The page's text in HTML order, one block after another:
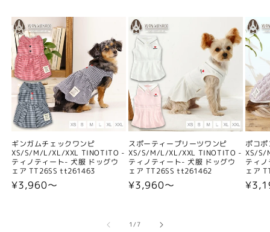
ギンガムチェックワンピ
XS/S/M/L/XL/XXL TINOTITO -
ティノティート- 犬服 ドッグウ
ェア TT26SS tt261463
通
¥3,960〜
スポーティープリーツワンピ
XS/S/M/L/XL/XXL TINOTITO -
ティノティート- 犬服 ドッグウ
ェア TT26SS tt261462
通
格
¥3,960〜
ポコ
XS/S/
ティ
ェア
通
1/の
7